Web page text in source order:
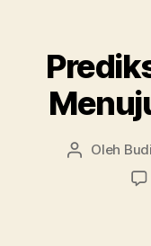
Penulis
Oleh